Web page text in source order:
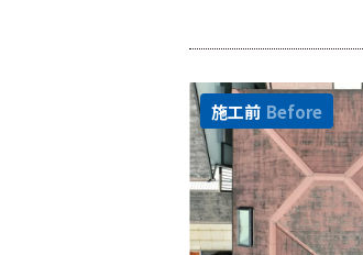
施工前 Before